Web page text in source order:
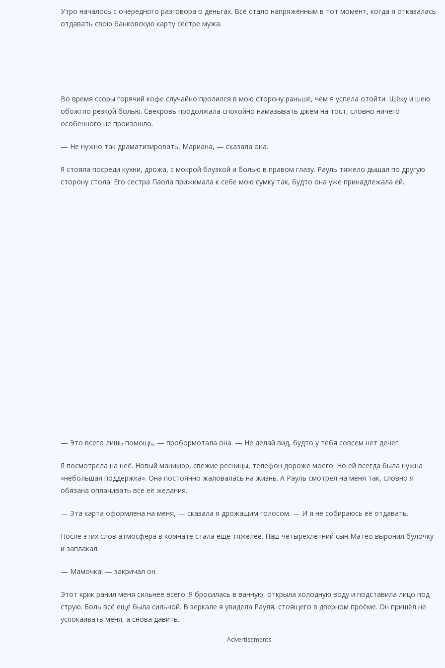
Утро началось с очередного разговора о деньгах. Всё стало напряжённым в тот момент, когда я отказалась
отдавать свою банковскую карту сестре мужа.
Во время ссоры горячий кофе случайно пролился в мою сторону раньше, чем я успела отойти. Щёку и шею
обожгло резкой болью. Свекровь продолжала спокойно намазывать джем на тост, словно ничего
особенного не произошло.
— Не нужно так драматизировать, Мариана, — сказала она.
Я стояла посреди кухни, дрожа, с мокрой блузкой и болью в правом глазу. Рауль тяжело дышал по другую
сторону стола. Его сестра Паола прижимала к себе мою сумку так, будто она уже принадлежала ей.
— Это всего лишь помощь, — пробормотала она. — Не делай вид, будто у тебя совсем нет денег.
Я посмотрела на неё. Новый маникюр, свежие ресницы, телефон дороже моего. Но ей всегда была нужна
«небольшая поддержка». Она постоянно жаловалась на жизнь. А Рауль смотрел на меня так, словно я
обязана оплачивать все её желания.
— Эта карта оформлена на меня, — сказала я дрожащим голосом. — И я не собираюсь её отдавать.
После этих слов атмосфера в комнате стала ещё тяжелее. Наш четырёхлетний сын Матео выронил булочку
и заплакал.
— Мамочка! — закричал он.
Этот крик ранил меня сильнее всего. Я бросилась в ванную, открыла холодную воду и подставила лицо под
струю. Боль всё ещё была сильной. В зеркале я увидела Рауля, стоящего в дверном проёме. Он пришёл не
успокаивать меня, а снова давить.
Advertisements